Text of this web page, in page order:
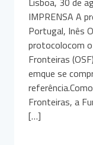
IMPRENSA A
Portugal, Inês
protocolocom
Fronteiras
emque se
Fronteiras, a
[…]